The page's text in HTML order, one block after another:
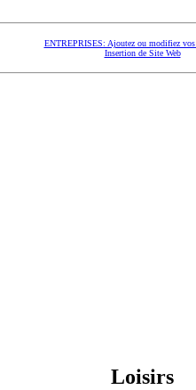
ENTREPRISES: Ajoutez ou modifiez vos
Insertion de Site Web
Loisirs